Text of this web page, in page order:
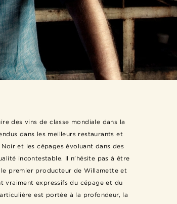
des vins de classe mondiale dans la
dans les meilleurs restaurants et
et les cépages évoluant dans des
incontestable. Il n’hésite pas à être
premier producteur de Willamette et
vraiment expressifs du cépage et du
est portée à la profondeur, la